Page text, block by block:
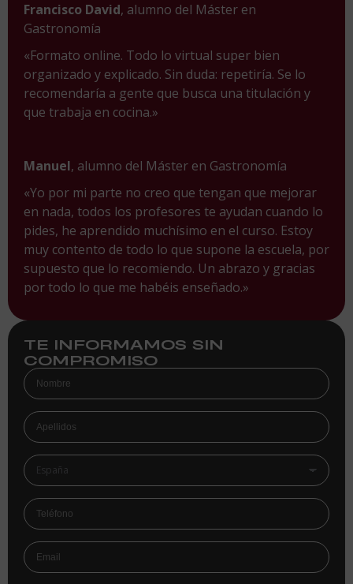
Francisco David, alumno del Máster en
Gastronomía
«Formato online. Todo lo virtual super bien
organizado y explicado. Sin duda: repetiría. Se lo
recomendaría a gente que busca una titulación y
que trabaja en cocina.»
Manuel, alumno del Máster en Gastronomía
«Yo por mi parte no creo que tengan que mejorar
en nada, todos los profesores te ayudan cuando lo
pides, he aprendido muchísimo en el curso. Estoy
muy contento de todo lo que supone la escuela, por
supuesto que lo recomiendo. Un abrazo y gracias
por todo lo que me habéis enseñado.»
TE INFORMAMOS SIN
COMPROMISO